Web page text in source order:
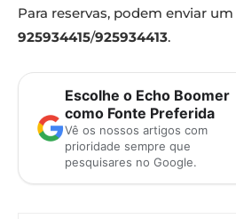
Para reservas, podem enviar um
925934415/925934413.
Escolhe o Echo Boomer
como Fonte Preferida
Vê os nossos artigos com
prioridade sempre que
pesquisares no Google.